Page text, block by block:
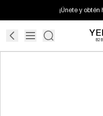
¡Únete y obtén